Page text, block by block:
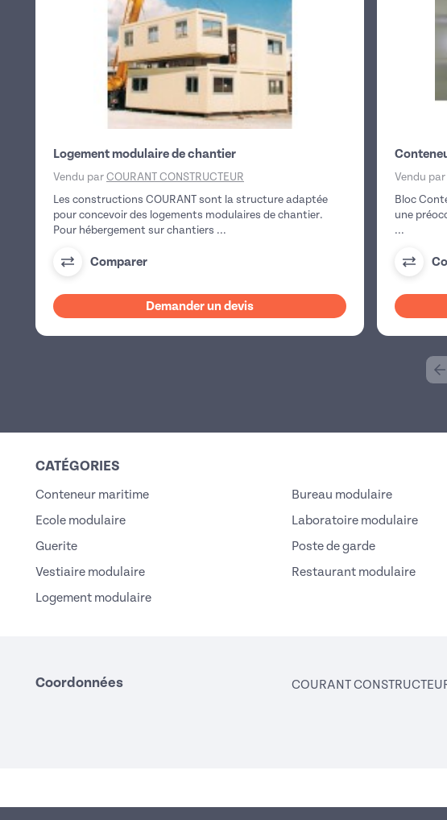
Logement modulaire de chantier
Vendu par COURANT CONSTRUCTEUR
Les constructions COURANT sont la structure adaptée
pour concevoir des logements modulaires de chantier.
Pour hébergement sur chantiers ...
Comparer
Demander un devis
Vendu par
Bloc
une
...
CATÉGORIES
Conteneur maritime Bureau modulaire
Ecole modulaire
Laboratoire modulaire
Guerite
Poste de garde
Vestiaire modulaire
Restaurant modulaire
Logement modulaire
Coordonnées COURANT